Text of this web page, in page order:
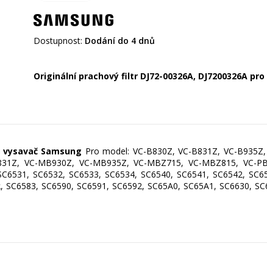
Dostupnost: Dodání do 4 dnů
Originální prachový filtr DJ72-00326A, DJ7200326A pro
vysavač Samsung Pro model: VC-B830Z, VC-B831Z, VC-
VC-MB930Z, VC-MB935Z, VC-MBZ715, VC-MBZ815, VC-
SC6532, SC6533, SC6534, SC6540, SC6541, SC6542,
SC6590, SC6591, SC6592, SC65A0, SC65A1, SC6630,